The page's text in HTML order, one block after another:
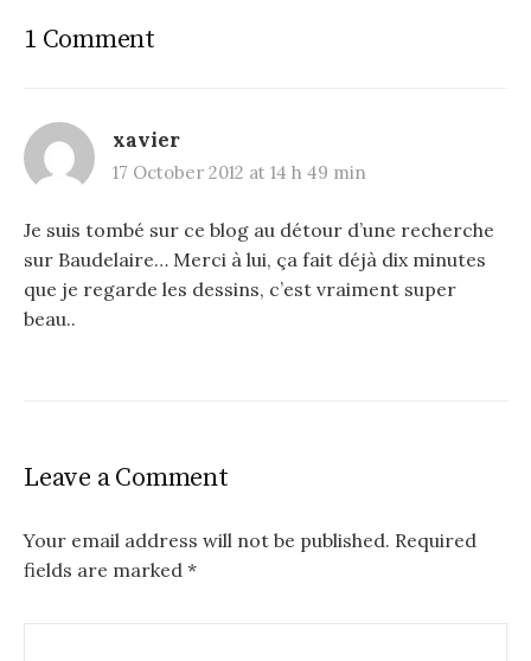
1 Comment
xavier
17 October 2012 at 14 h 49 min
Je suis tombé sur ce blog au détour d’une recherche
sur Baudelaire… Merci à lui, ça fait déjà dix minutes
que je regarde les dessins, c’est vraiment super
beau..
Leave a Comment
Your email address will not be published. Required
fields are marked *